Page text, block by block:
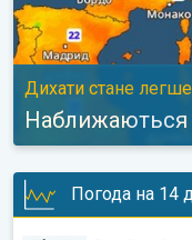
Дихати стане легше
Наближаються
Погода на 14